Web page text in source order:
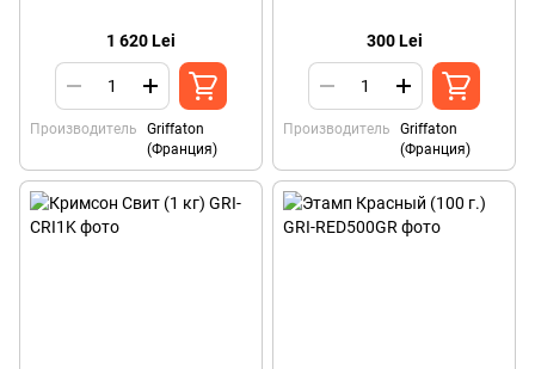
1 620 Lei
Производитель
Griffaton
(Франция)
300 Lei
Производитель
Griffaton
(Франция)